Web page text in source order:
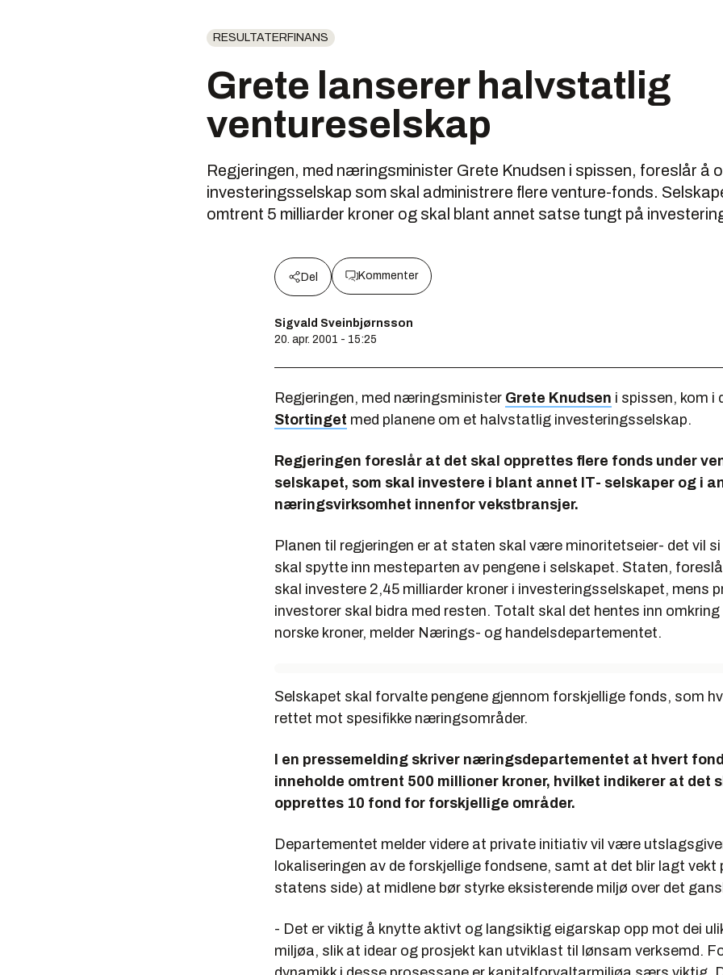
RESULTATERFINANS
Grete lanserer halvstatlig
ventureselskap
Regjeringen, med næringsminister Grete Knudsen i spissen, foreslår å
investeringsselskap som skal administrere flere venture-fonds.
omtrent 5 milliarder kroner og skal blant annet satse tungt på
Del Kommenter
Sigvald Sveinbjørnsson
20. apr. 2001 - 15:25
Regjeringen, med næringsminister Grete Knudsen i spissen, kom i
Stortinget med planene om et halvstatlig investeringsselskap.
Regjeringen foreslår at det skal opprettes flere fonds under
selskapet, som skal investere i blant annet IT- selskaper og i
næringsvirksomhet innenfor vekstbransjer.
Planen til regjeringen er at staten skal være minoritetseier- det vil
skal spytte inn mesteparten av pengene i selskapet. Staten,
skal investere 2,45 milliarder kroner i investeringsselskapet, mens
investorer skal bidra med resten. Totalt skal det hentes inn omkring
norske kroner, melder Nærings- og handelsdepartementet.
Selskapet skal forvalte pengene gjennom forskjellige fonds, som
rettet mot spesifikke næringsområder.
I en pressemelding skriver næringsdepartementet at hvert
inneholde omtrent 500 millioner kroner, hvilket indikerer at det
opprettes 10 fond for forskjellige områder.
Departementet melder videre at private initiativ vil være
lokaliseringen av de forskjellige fondsene, samt at det blir lagt vekt
statens side) at midlene bør styrke eksisterende miljø over det
- Det er viktig å knytte aktivt og langsiktig eigarskap opp mot dei
miljøa, slik at idear og prosjekt kan utviklast til lønsam verksemd.